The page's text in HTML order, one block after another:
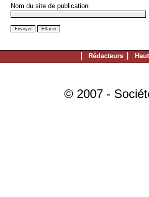
Nom du site de publication
Rédacteurs
© 2007 -